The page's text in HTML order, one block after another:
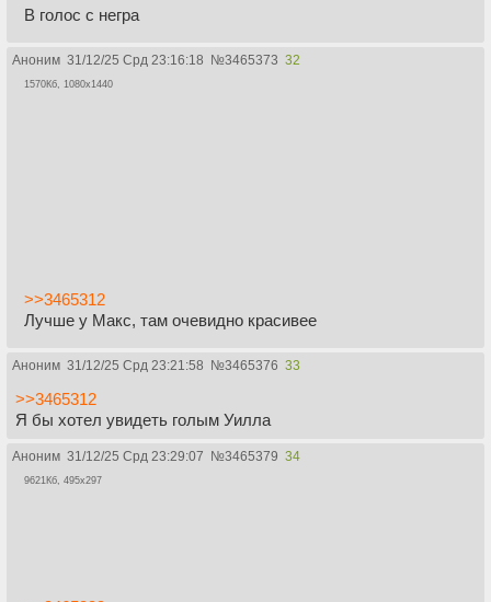
В голос с негра
Аноним 31/12/25 Срд 23:16:18 №3465373 32
1570Кб, 1080x1440
>>3465312
Лучше у Макс, там очевидно красивее
Аноним 31/12/25 Срд 23:21:58 №3465376 33
>>3465312
Я бы хотел увидеть голым Уилла
Аноним 31/12/25 Срд 23:29:07 №3465379 34
9621Кб, 495x297